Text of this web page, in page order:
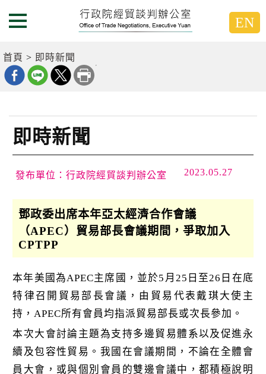
到
要
內
容
到
要
內
容
選單按鈕 EN
首頁 即時新聞
即時新聞
發布單位：行政院經貿談判辦公室 2023.05.27
鄧政委出席本年亞太經濟合作會議
（APEC）貿易部長會議期間，爭取加入
CPTPP
本年美國為APEC主席國，並於5月25日至26日在底
特律召開貿易部長會議，由貿易代表戴琪大使主
持，APEC所有會員均指派貿易部長或次長參加。
本次大會討論主題為支持多邊貿易體系以及促進永
續及包容性貿易。我國在會議期間，不論在全體會
員大會，或與個別會員的雙邊會議中，都積極說明